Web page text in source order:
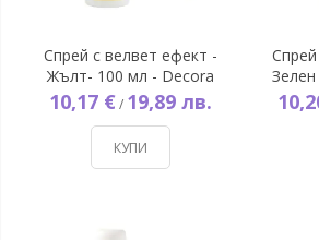
Спрей с велвет ефект -
Жълт- 100 мл - Decora
10,17 € / 19,89 лв.
КУПИ